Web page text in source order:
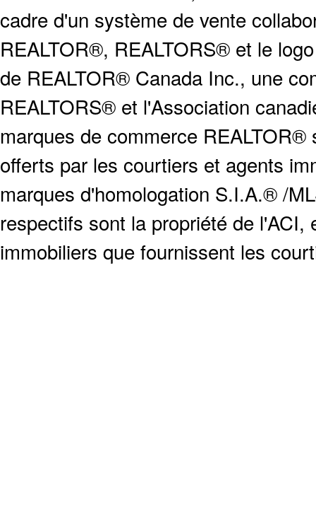
cadre d'un système de vente
REALTOR®, REALTORS® et le
de REALTOR® Canada Inc., une
REALTORS® et l'Association
marques de commerce
offerts par les courtiers et agents
marques d'homologation S.I.A.® /
respectifs sont la propriété de
immobiliers que fournissent les